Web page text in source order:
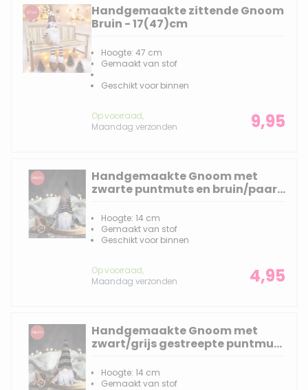
Handgemaakte zittende Gnoom
Bruin - 17(47)cm
Hoogte: 47 cm
Gemaakt van stof
Geschikt voor binnen
Op voorraad,
Maandag verzonden
9,95
Handgemaakte Gnoom met
zwarte puntmuts en bruin/paars
Hoogte: 14 cm
Gemaakt van stof
Geschikt voor binnen
Op voorraad,
Maandag verzonden
4,95
Handgemaakte Gnoom met
zwart/grijs gestreepte puntmuts
Hoogte: 14 cm
Gemaakt van stof